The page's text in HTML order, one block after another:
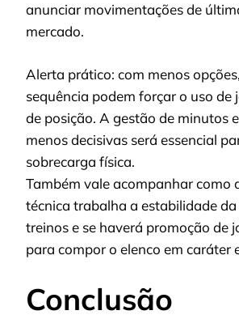
anunciar movimentações de
mercado.
Alerta prático: com menos
sequência podem forçar o uso de
de posição. A gestão de minutos
menos decisivas será essencial
sobrecarga física.
Também vale acompanhar como
técnica trabalha a estabilidade
treinos e se haverá promoção de
para compor o elenco em caráter
Conclusão